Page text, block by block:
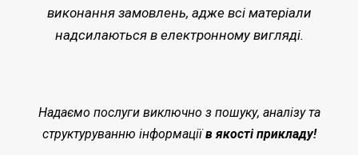
виконання замовлень, адже всі матеріали
надсилаються в електронному вигляді.
Надаємо послуги виключно з пошуку, аналізу та
структуруванню інформаціїв якості прикладу!